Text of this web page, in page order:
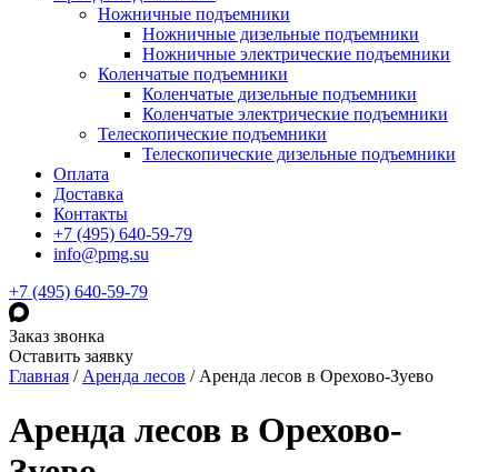
Ножничные подъемники
Ножничные дизельные подъемники
Ножничные электрические подъемники
Коленчатые подъемники
Коленчатые дизельные подъемники
Коленчатые электрические подъемники
Телескопические подъемники
Телескопические дизельные подъемники
Оплата
Доставка
Контакты
+7 (495) 640-59-79
info@pmg.su
+7 (495) 640-59-79
Заказ звонка
Оставить заявку
Главная / Аренда лесов / Аренда лесов в Орехово-Зуево
Аренда лесов в Орехово-